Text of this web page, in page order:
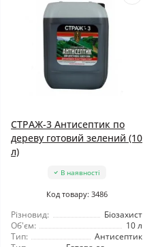
СТРАЖ-3 Антисептик по
дереву готовий зелений (10
л)
В наявності
Код товару: 3486
Різновид:
Біозахист
Об'єм:
10 л
Тип:
Антисептик